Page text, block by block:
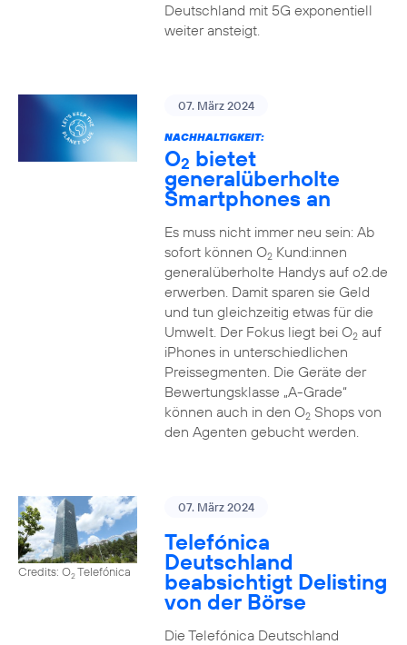
Deutschland mit 5G exponentiell
weiter ansteigt.
07. März 2024
NACHHALTIGKEIT:
O2 bietet
generalüberholte
Smartphones an
Es muss nicht immer neu sein: Ab
sofort können O2Kund:innen
generalüberholte Handys auf o2.de
erwerben. Damit sparen sie Geld
und tun gleichzeitig etwas für die
Umwelt. Der Fokus liegt bei O2auf
iPhones in unterschiedlichen
Preissegmenten. Die Geräte der
Bewertungsklasse „A-Grade“
können auch in den O2Shops von
den Agenten gebucht werden.
Credits: O2Telefónica
07. März 2024
Telefónica
Deutschland
beabsichtigt Delisting
von der Börse
Die Telefónica Deutschland